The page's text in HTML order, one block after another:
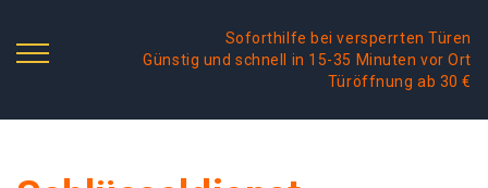
Soforthilfe bei versperrten Türen
Günstig und schnell in 15-35 Minuten vor Ort
Türöffnung ab 30 €